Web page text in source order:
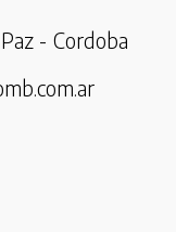
- Cordoba